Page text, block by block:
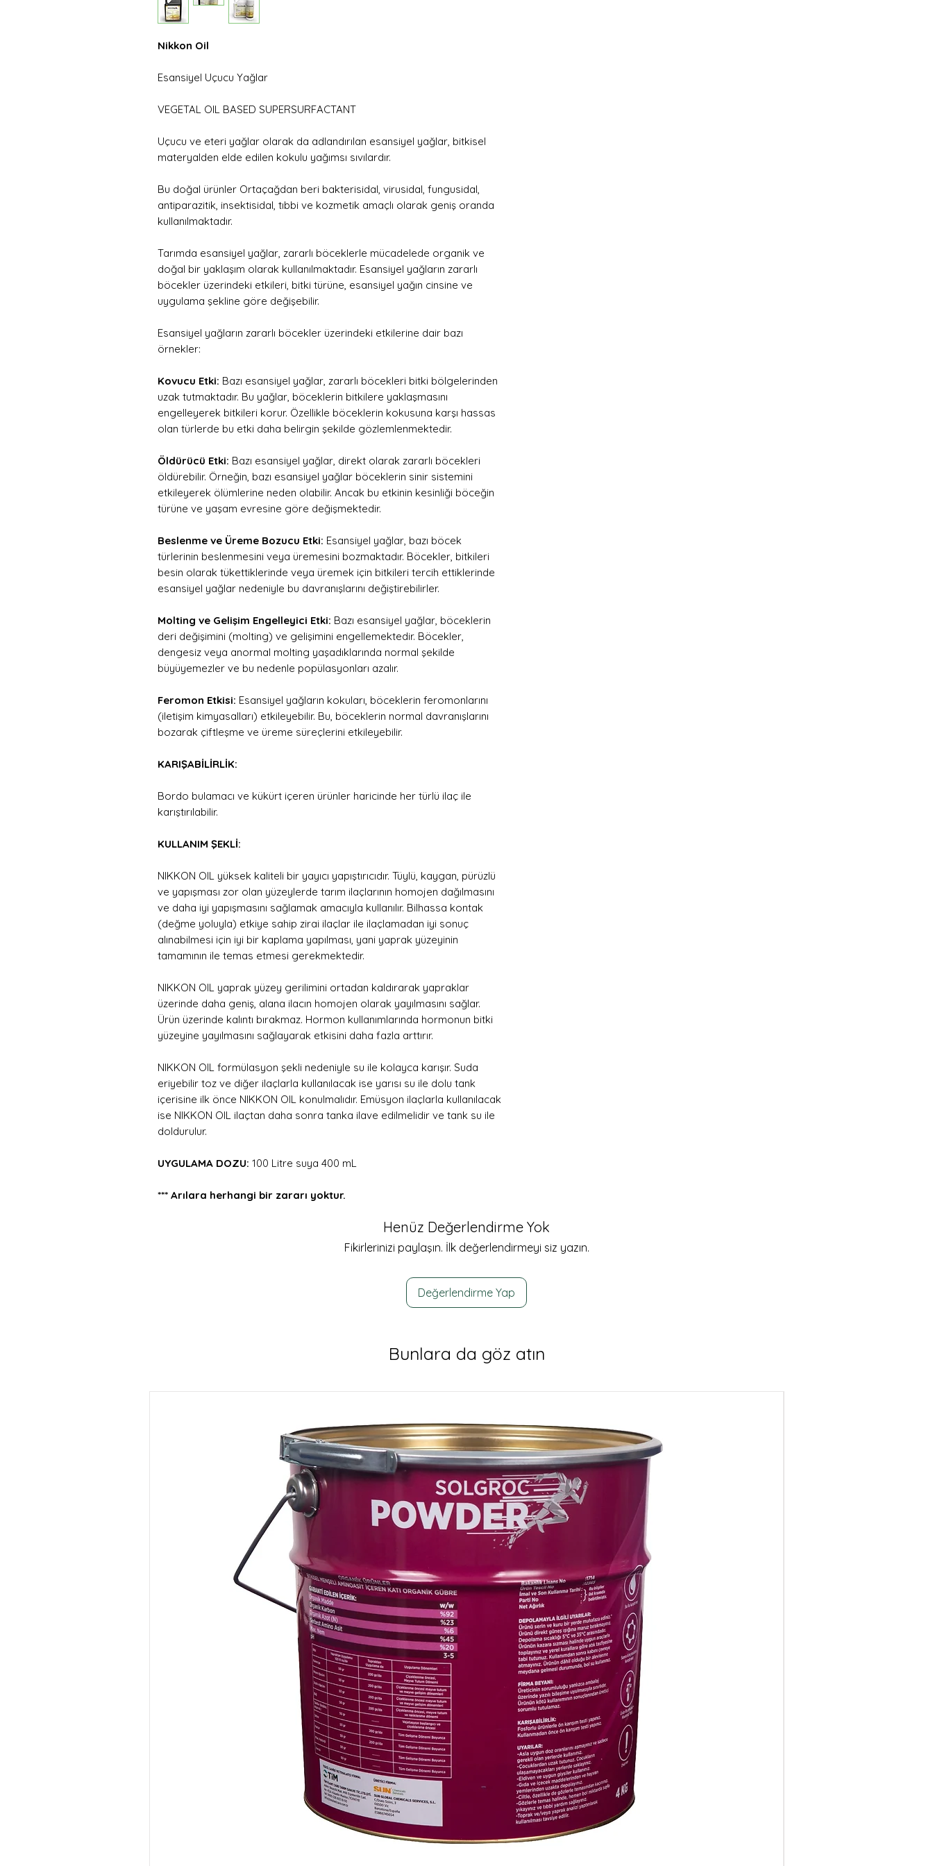
Nikkon Oil
Esansiyel Uçucu Yağlar
VEGETAL OIL BASED SUPERSURFACTANT
Uçucu ve eteri yağlar olarak da adlandırılan esansiyel yağlar, bitkisel
materyalden elde edilen kokulu yağımsı sıvılardır.
Bu doğal ürünler Ortaçağdan beri bakterisidal, virusidal, fungusidal,
antiparazitik, insektisidal, tıbbi ve kozmetik amaçlı olarak geniş oranda
kullanılmaktadır.
Tarımda esansiyel yağlar, zararlı böceklerle mücadelede organik ve
doğal bir yaklaşım olarak kullanılmaktadır. Esansiyel yağların zararlı
böcekler üzerindeki etkileri, bitki türüne, esansiyel yağın cinsine ve
uygulama şekline göre değişebilir.
Esansiyel yağların zararlı böcekler üzerindeki etkilerine dair bazı
örnekler:
Kovucu Etki: Bazı esansiyel yağlar, zararlı böcekleri bitki bölgelerinden
uzak tutmaktadır. Bu yağlar, böceklerin bitkilere yaklaşmasını
engelleyerek bitkileri korur. Özellikle böceklerin kokusuna karşı hassas
olan türlerde bu etki daha belirgin şekilde gözlemlenmektedir.
Öldürücü Etki: Bazı esansiyel yağlar, direkt olarak zararlı böcekleri
öldürebilir. Örneğin, bazı esansiyel yağlar böceklerin sinir sistemini
etkileyerek ölümlerine neden olabilir. Ancak bu etkinin kesinliği böceğin
türüne ve yaşam evresine göre değişmektedir.
Beslenme ve Üreme Bozucu Etki: Esansiyel yağlar, bazı böcek
türlerinin beslenmesini veya üremesini bozmaktadır. Böcekler, bitkileri
besin olarak tükettiklerinde veya üremek için bitkileri tercih ettiklerinde
esansiyel yağlar nedeniyle bu davranışlarını değiştirebilirler.
Molting ve Gelişim Engelleyici Etki: Bazı esansiyel yağlar, böceklerin
deri değişimini (molting) ve gelişimini engellemektedir. Böcekler,
dengesiz veya anormal molting yaşadıklarında normal şekilde
büyüyemezler ve bu nedenle popülasyonları azalır.
Feromon Etkisi: Esansiyel yağların kokuları, böceklerin feromonlarını
(iletişim kimyasalları) etkileyebilir. Bu, böceklerin normal davranışlarını
bozarak çiftleşme ve üreme süreçlerini etkileyebilir.
KARIŞABİLİRLİK:
Bordo bulamacı ve kükürt içeren ürünler haricinde her türlü ilaç ile
karıştırılabilir.
KULLANIM ŞEKLİ:
NIKKON OIL yüksek kaliteli bir yayıcı yapıştırıcıdır. Tüylü, kaygan, pürüzlü
ve yapışması zor olan yüzeylerde tarım ilaçlarının homojen dağılmasını
ve daha iyi yapışmasını sağlamak amacıyla kullanılır. Bilhassa kontak
(değme yoluyla) etkiye sahip zirai ilaçlar ile ilaçlamadan iyi sonuç
alınabilmesi için iyi bir kaplama yapılması, yani yaprak yüzeyinin
tamamının ile temas etmesi gerekmektedir.
NIKKON OIL yaprak yüzey gerilimini ortadan kaldırarak yapraklar
üzerinde daha geniş, alana ilacın homojen olarak yayılmasını sağlar.
Ürün üzerinde kalıntı bırakmaz. Hormon kullanımlarında hormonun bitki
yüzeyine yayılmasını sağlayarak etkisini daha fazla arttırır.
NIKKON OIL formülasyon şekli nedeniyle su ile kolayca karışır. Suda
eriyebilir toz ve diğer ilaçlarla kullanılacak ise yarısı su ile dolu tank
içerisine ilk önce NIKKON OIL konulmalıdır. Emüsyon ilaçlarla kullanılacak
ise NIKKON OIL ilaçtan daha sonra tanka ilave edilmelidir ve tank su ile
doldurulur.
UYGULAMA DOZU: 100 Litre suya 400 mL
*** Arılara herhangi bir zararı yoktur.
Henüz Değerlendirme Yok
Fikirlerinizi paylaşın. İlk değerlendirmeyi siz yazın.
Değerlendirme Yap
Bunlara da göz atın